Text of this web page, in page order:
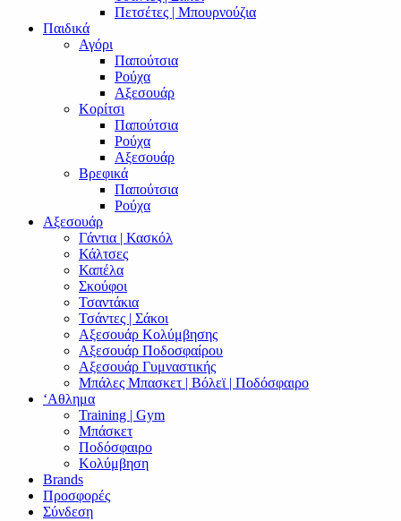
Πετσέτες | Μπουρνούζια
Παιδικά
Αγόρι
Παπούτσια
Ρούχα
Αξεσουάρ
Κορίτσι
Παπούτσια
Ρούχα
Αξεσουάρ
Βρεφικά
Παπούτσια
Ρούχα
Αξεσουάρ
Γάντια | Κασκόλ
Κάλτσες
Καπέλα
Σκούφοι
Τσαντάκια
Τσάντες | Σάκοι
Αξεσουάρ Κολύμβησης
Αξεσουάρ Ποδοσφαίρου
Αξεσουάρ Γυμναστικής
Μπάλες Μπασκετ | Βόλεϊ | Ποδόσφαιρο
‘Αθλημα
Training | Gym
Μπάσκετ
Ποδόσφαιρο
Κολύμβηση
Brands
Προσφορές
Σύνδεση